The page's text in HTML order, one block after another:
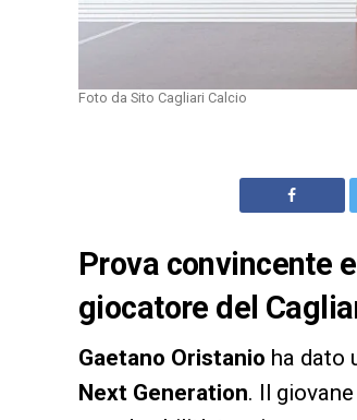
Foto da Sito Cagliari Calcio
Prova convincente
giocatore del
Gaetano Oristanio ha dato
Next Generation. Il